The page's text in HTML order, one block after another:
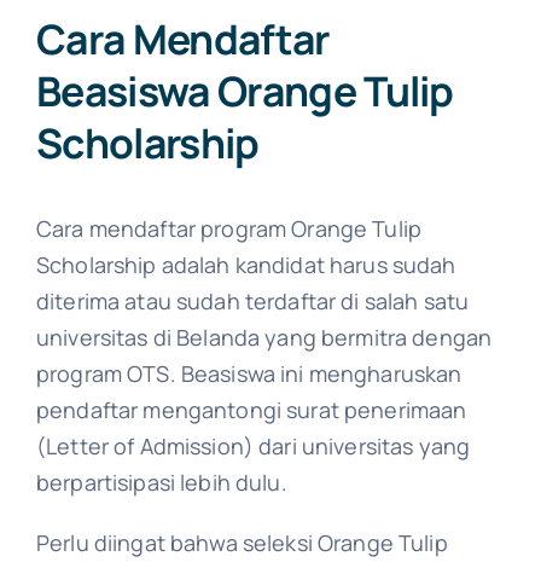
Cara Mendaftar
Beasiswa Orange Tulip
Scholarship
Cara mendaftar program Orange Tulip
Scholarship adalah kandidat harus sudah
diterima atau sudah terdaftar di salah satu
universitas di Belanda yang bermitra dengan
program OTS. Beasiswa ini mengharuskan
pendaftar mengantongi surat penerimaan
(Letter of Admission) dari universitas yang
berpartisipasi lebih dulu.
Perlu diingat bahwa seleksi Orange Tulip